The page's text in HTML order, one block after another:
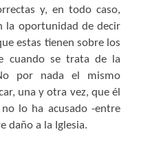
y, en todo caso,
la oportunidad de decir
estas tienen sobre los
cuando se trata de la
por nada el mismo
una y otra vez, que él
lo ha acusado -entre
daño a la Iglesia.